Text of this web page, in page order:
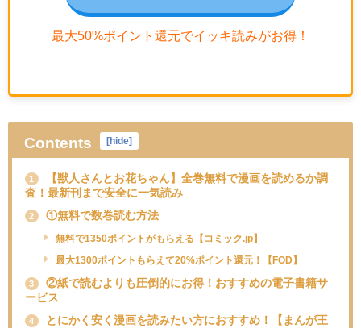
最大50%ポイント還元でイッキ読みがお得！
Contents hide
1
【獣人さんとお花ちゃん】全巻無料で漫画を読めるか調
査！最新刊まで安全に一気読み
2 ①無料で数巻読む方法
無料で1350ポイントがもらえる【コミック.jp】
最大1300ポイントもらえて20%ポイント還元！【FOD】
3
②紙で読むよりも圧倒的にお得！おすすめの電子書籍サ
ービス
4
とにかく安く漫画を読みたい方におすすめ！【まんが王